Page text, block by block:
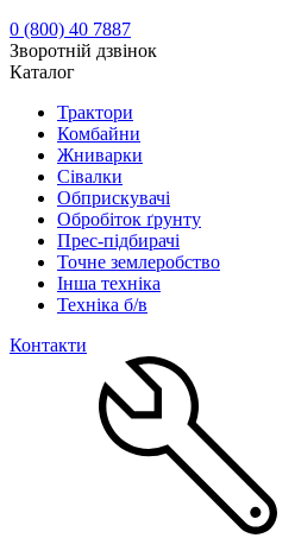
0 (800) 40 7887
Зворотній дзвінок
Каталог
Трактори
Комбайни
Жниварки
Сівалки
Обприскувачі
Обробіток ґрунту
Прес-підбирачі
Точне землеробство
Інша техніка
Техніка б/в
Контакти